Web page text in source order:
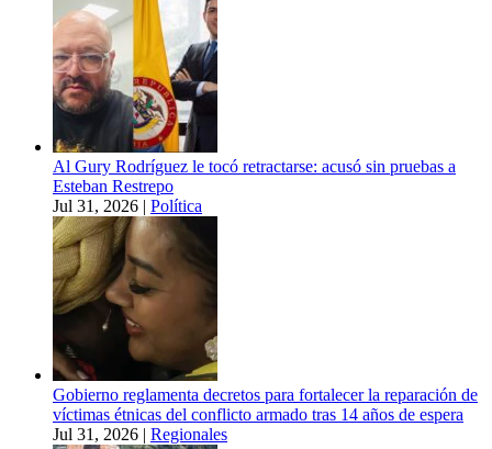
Al Gury Rodríguez le tocó retractarse: acusó sin pruebas a
Esteban Restrepo
Jul 31, 2026 | Política
Gobierno reglamenta decretos para fortalecer la reparación de
víctimas étnicas del conflicto armado tras 14 años de espera
Jul 31, 2026 | Regionales